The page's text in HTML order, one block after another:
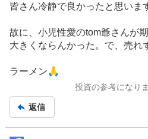
事
皆さん冷静で良かったと思いま
故に、小児性愛のtom爺さんが
大きくならんかった。で、売れ
ラーメン🙏
投資の参考になり
返信